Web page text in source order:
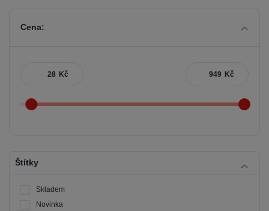
Cena:
Kč Kč
Štítky
Skladem
Novinka